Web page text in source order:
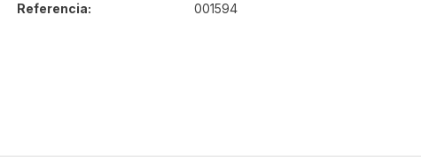
Referencia:
001594